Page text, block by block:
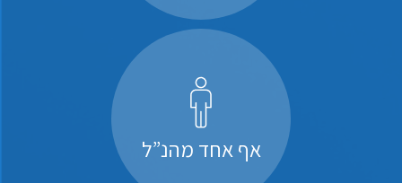
אף אחד מהנ”ל